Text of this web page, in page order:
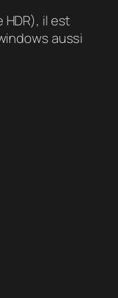
il est
aussi